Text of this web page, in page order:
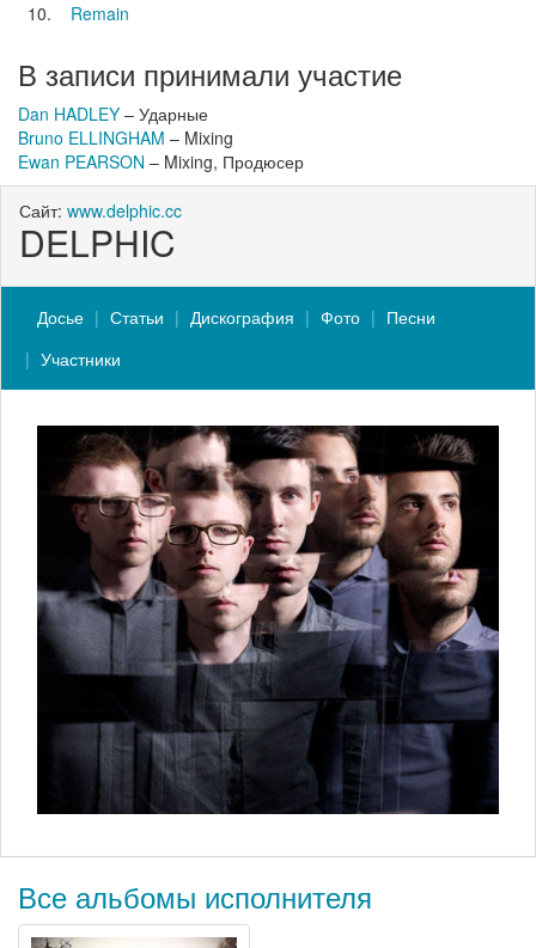
10.
Remain
В записи принимали участие
Dan HADLEY – Ударные
Bruno ELLINGHAM – Mixing
Ewan PEARSON – Mixing, Продюсер
Сайт: www.delphic.cc
DELPHIC
Досье Статьи Дискография Фото
Песни
Участники
Все альбомы исполнителя